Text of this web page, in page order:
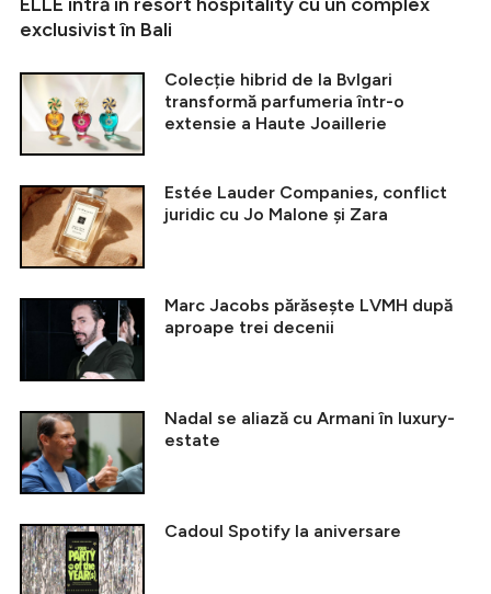
exclusivist în Bali
Colecție hibrid de la Bvlgari
transformă parfumeria într-o
extensie a Haute Joaillerie
Estée Lauder Companies, conflict
juridic cu Jo Malone și Zara
Marc Jacobs părăsește LVMH după
aproape trei decenii
Nadal se aliază cu Armani în luxury-
estate
Cadoul Spotify la aniversare